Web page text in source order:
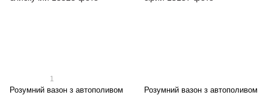
1
Розумний вазон з автополивом
Розумний вазон з автополивом